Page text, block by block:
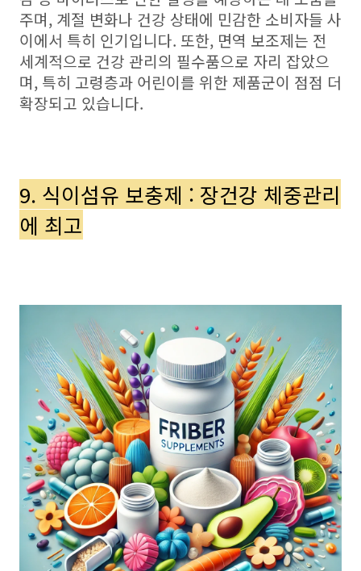
주며, 계절 변화나 건강 상태에 민감한 소비자들 사
이에서 특히 인기입니다. 또한, 면역 보조제는 전
세계적으로 건강 관리의 필수품으로 자리 잡았으
며, 특히 고령층과 어린이를 위한 제품군이 점점 더
확장되고 있습니다.
9. 식이섬유 보충제 : 장건강 체중관리
에 최고